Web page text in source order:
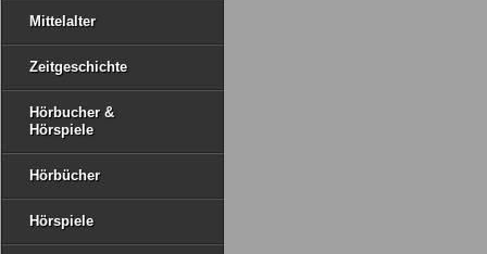
Mittelalter
Zeitgeschichte
Hörbucher &
Hörspiele
Hörbücher
Hörspiele